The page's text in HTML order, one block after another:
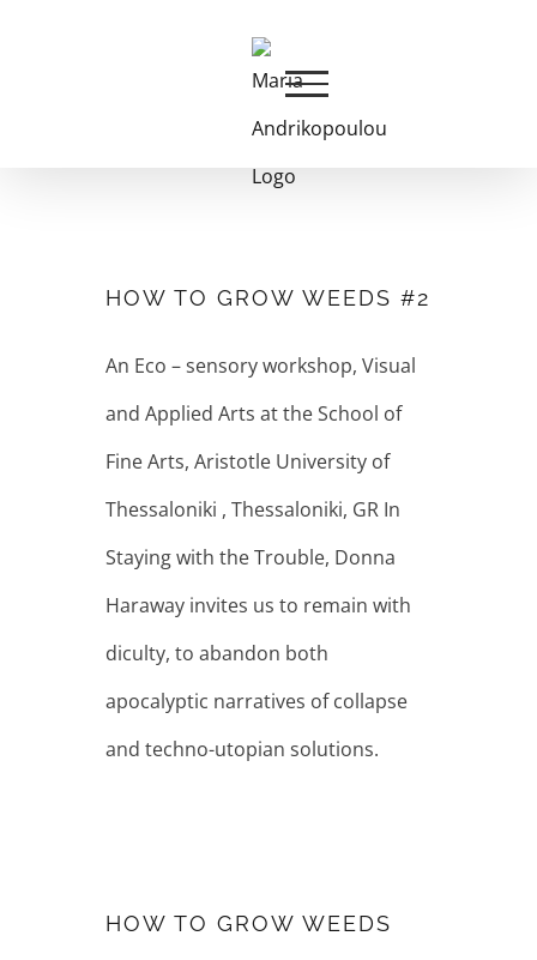
WEEDS #2
HOW TO GROW WEEDS #2
An Eco – sensory workshop, Visual
and Applied Arts at the School of
Fine Arts, Aristotle University of
Thessaloniki , Thessaloniki, GR In
Staying with the Trouble, Donna
Haraway invites us to remain with
diculty, to abandon both
apocalyptic narratives of collapse
and techno-utopian solutions.
WEEDS
HOW TO GROW WEEDS